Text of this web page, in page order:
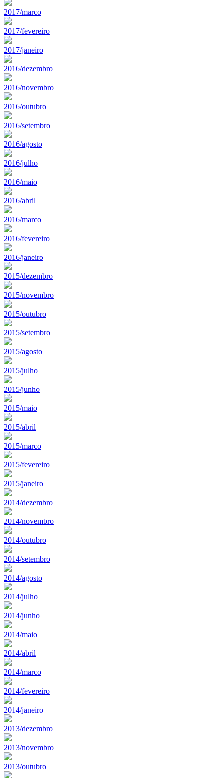
2017/marco
2017/fevereiro
2017/janeiro
2016/dezembro
2016/novembro
2016/outubro
2016/setembro
2016/agosto
2016/julho
2016/maio
2016/abril
2016/marco
2016/fevereiro
2016/janeiro
2015/dezembro
2015/novembro
2015/outubro
2015/setembro
2015/agosto
2015/julho
2015/junho
2015/maio
2015/abril
2015/marco
2015/fevereiro
2015/janeiro
2014/dezembro
2014/novembro
2014/outubro
2014/setembro
2014/agosto
2014/julho
2014/junho
2014/maio
2014/abril
2014/marco
2014/fevereiro
2014/janeiro
2013/dezembro
2013/novembro
2013/outubro